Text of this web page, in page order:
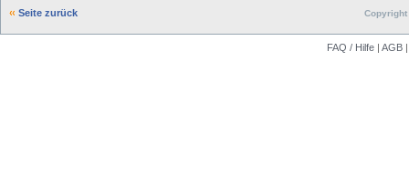
Seite zurück
FAQ / Hilfe | AGB